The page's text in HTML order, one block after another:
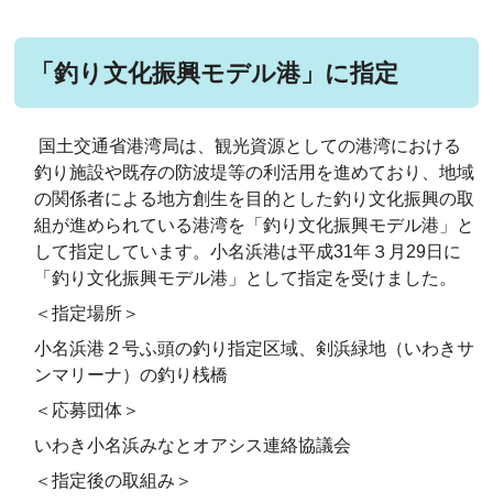
「釣り文化振興モデル港」に指定
国土交通省港湾局は、観光資源としての港湾における
釣り施設や既存の防波堤等の利活用を進めており、地域
の関係者による地方創生を目的とした釣り文化振興の取
組が進められている港湾を「釣り文化振興モデル港」と
して指定しています。小名浜港は平成31年３月29日に
「釣り文化振興モデル港」として指定を受けました。
＜指定場所＞
小名浜港２号ふ頭の釣り指定区域、剣浜緑地（いわきサ
ンマリーナ）の釣り桟橋
＜応募団体＞
いわき小名浜みなとオアシス連絡協議会
＜指定後の取組み＞